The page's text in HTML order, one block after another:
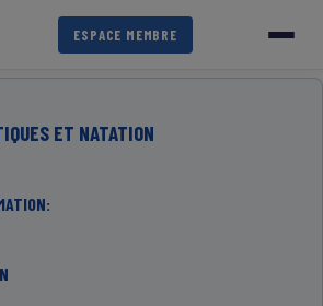
ESPACE MEMBRE
ET NATATION